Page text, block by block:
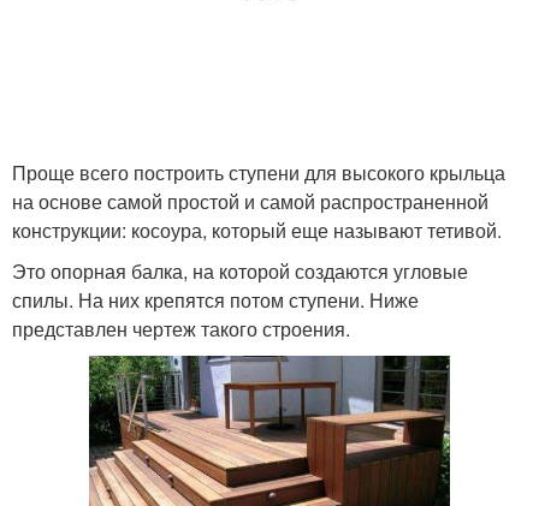
Проще всего построить ступени для высокого крыльца
на основе самой простой и самой распространенной
конструкции: косоура, который еще называют тетивой.
Это опорная балка, на которой создаются угловые
спилы. На них крепятся потом ступени. Ниже
представлен чертеж такого строения.